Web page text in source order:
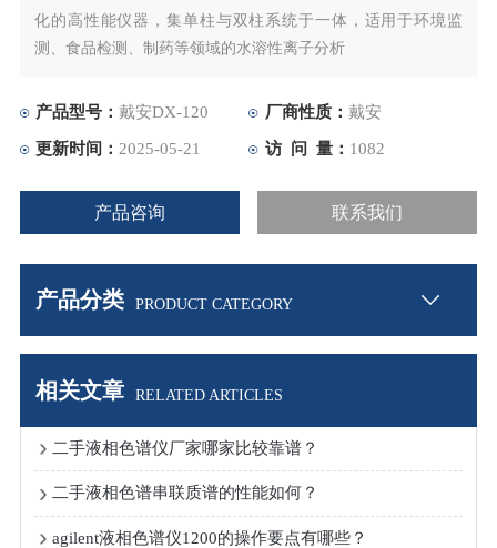
化的高性能仪器，集单柱与双柱系统于一体，适用于环境监
测、食品检测、制药等领域的水溶性离子分析
产品型号：戴安DX-120 厂商性质： 戴安
更新时间：2025-05-21 访 问 量： 1082
产品咨询 联系我们
产品分类 PRODUCT CATEGORY
相关文章 RELATED ARTICLES
二手液相色谱仪厂家哪家比较靠谱？
二手液相色谱串联质谱的性能如何？
agilent液相色谱仪1200的操作要点有哪些？